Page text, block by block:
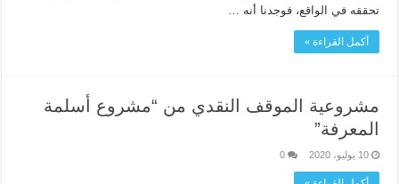
تحققه في الواقع، فوجدنا أنه …
أكمل القراءة »
مشروعية الموقف النقدي من “مشروع أسلمة
المعرفة”
10 يوليو، 2020 0